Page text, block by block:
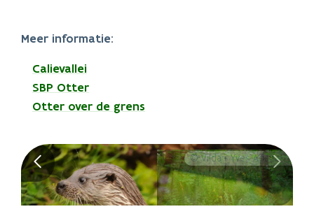
Meer informatie:
Calievallei
SBP Otter
Otter over de grens
© Vilda - Yves Adams